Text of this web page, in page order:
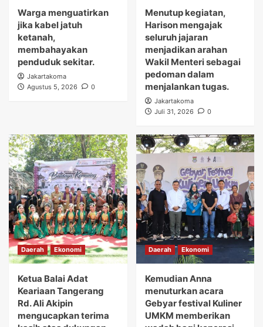
Warga menguatirkan
jika kabel jatuh
ketanah,
membahayakan
penduduk sekitar.
Jakartakoma
Agustus 5, 2026
0
Menutup kegiatan,
Harison mengajak
seluruh jajaran
menjadikan arahan
Wakil Menteri sebagai
pedoman dalam
menjalankan tugas.
Jakartakoma
Juli 31, 2026
0
Daerah Ekonomi
Ketua Balai Adat
Keariaan Tangerang
Rd. Ali Akipin
mengucapkan terima
Daerah Ekonomi
Kemudian Anna
menuturkan acara
Gebyar festival Kuliner
UMKM memberikan